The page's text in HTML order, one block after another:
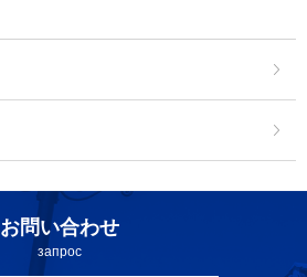
お問い合わせ
запрос